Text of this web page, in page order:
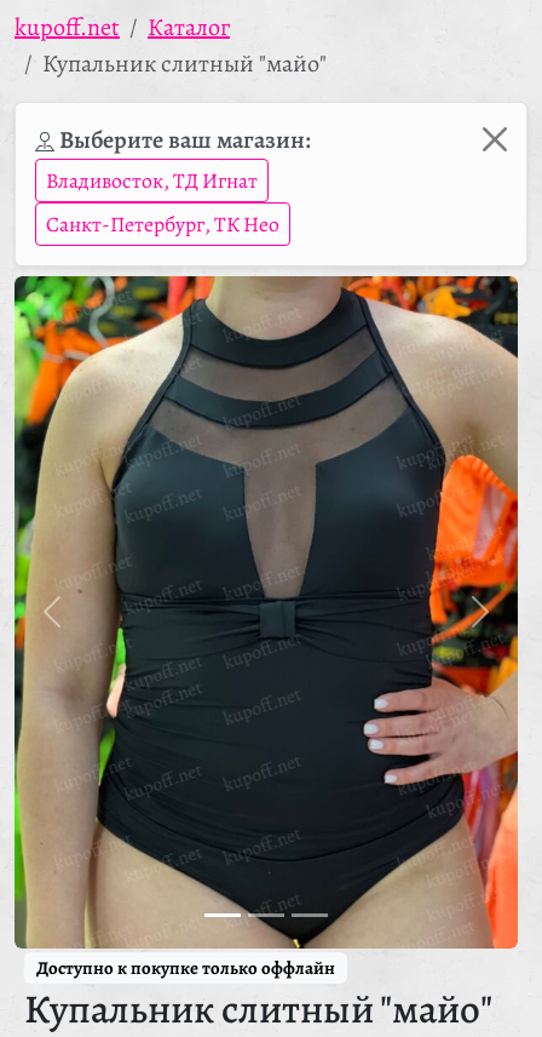
kupoff.net
Каталог
Купальник слитный "майо"
Выберите ваш магазин:
Владивосток, ТД Игнат
Санкт-Петербург, ТК Нео
Доступно к покупке только оффлайн
Купальник слитный "майо"